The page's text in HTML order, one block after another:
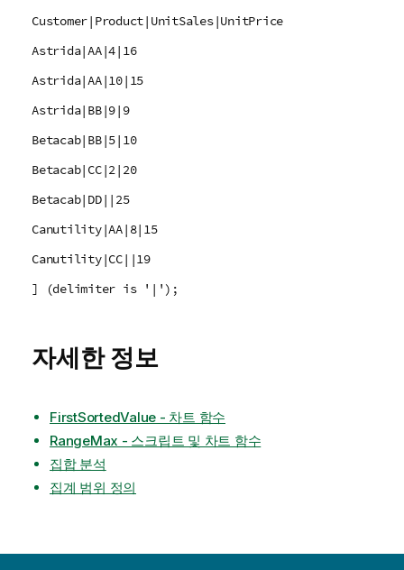
Customer|Product|UnitSales|UnitPrice
Astrida|AA|4|16
Astrida|AA|10|15
Astrida|BB|9|9
Betacab|BB|5|10
Betacab|CC|2|20
Betacab|DD||25
Canutility|AA|8|15
Canutility|CC||19
] (delimiter is '|');
자세한 정보
FirstSortedValue - 차트 함수
RangeMax - 스크립트 및 차트 함수
집합 분석
집계 범위 정의